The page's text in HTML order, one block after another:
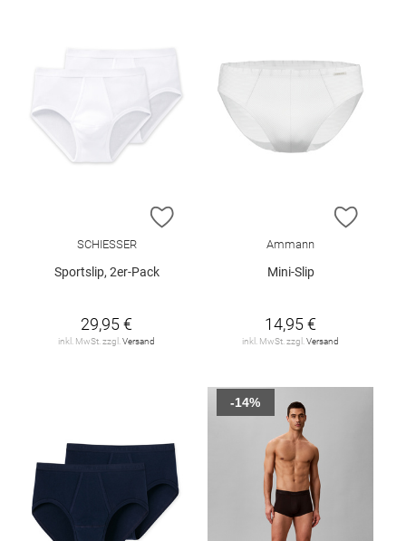
ZUR WUNSCHLISTE HINZUFÜGEN
SCHIESSER
Sportslip, 2er-Pack
29,95 €
inkl. MwSt. zzgl. Versand
ZUR
Ammann
Mini-Slip
14,95 €
inkl. MwSt. zzgl. Versand
-14%